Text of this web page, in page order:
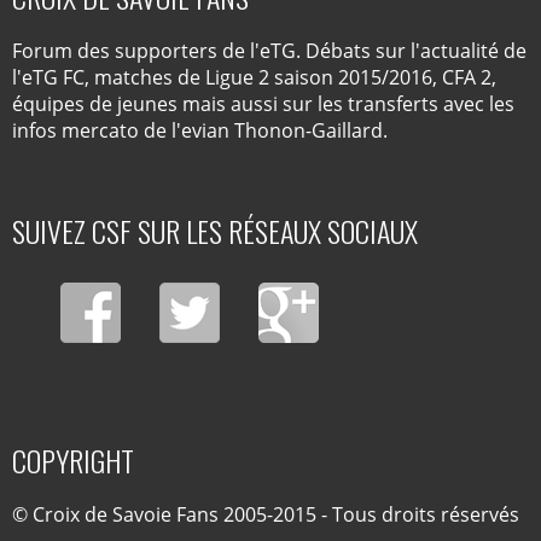
Forum des supporters de l'eTG. Débats sur l'actualité de
l'eTG FC, matches de Ligue 2 saison 2015/2016, CFA 2,
équipes de jeunes mais aussi sur les transferts avec les
infos mercato de l'evian Thonon-Gaillard.
SUIVEZ CSF SUR LES RÉSEAUX SOCIAUX
COPYRIGHT
© Croix de Savoie Fans 2005-2015 - Tous droits réservés